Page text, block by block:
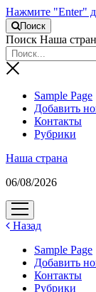
Нажмите "Enter"
Поиск
Поиск Наша
Sample Page
Добавить
Контакты
Рубрики
Наша страна
06/08/2026
открыть
меню
Назад
Sample Page
Добавить
Контакты
Рубрики